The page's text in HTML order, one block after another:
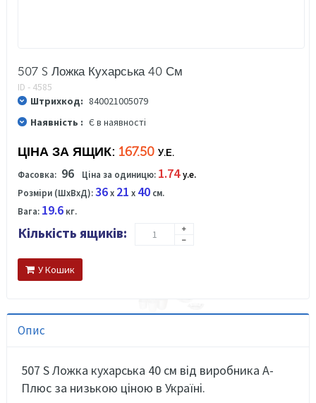
507 S Ложка Кухарська 40 См
ID - 4585
Штрихкод: 840021005079
Наявність : Є в наявності
ЦІНА ЗА ЯЩИК: 167.50 У.Е.
Фасовка: 96 Ціна за одиницю: 1.74у.е.
Розміри (ШхВхД):36x 21 x 40 см.
Вага: 19.6 кг.
Кількість ящиків:
У Кошик
Опис
507 S Ложка кухарська 40 см від виробника А-
Плюс за низькою ціною в Україні.